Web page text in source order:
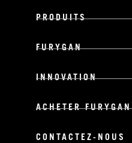
PRODUITS
FURYGAN
INNOVATION
ACHETER FURYGAN
CONTACTEZ-NOUS